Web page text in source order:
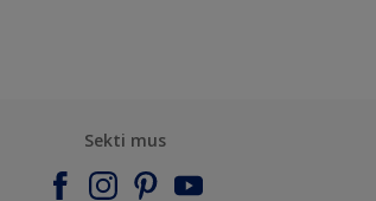
Sekti mus